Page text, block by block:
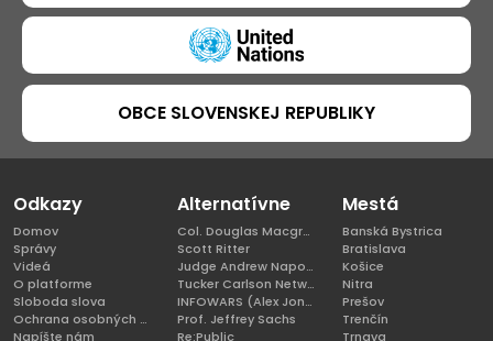
OBCE SLOVENSKEJ REPUBLIKY
Odkazy
Domov
Správy
Videá
O platforme
Sloboda slova
Ochrana osobných údajov
Napíšte nám
Alternatívne
Col. Douglas Macgregor, Ph.D
Scott Ritter
Judge Andrew Napolitano
Tucker Carlson Network
INFOWARS (Alex Jones)
Prof. Jeffrey Sachs
Re:Public
Mestá
Banská Bystrica
Bratislava
Košice
Nitra
Prešov
Trenčín
Trnava